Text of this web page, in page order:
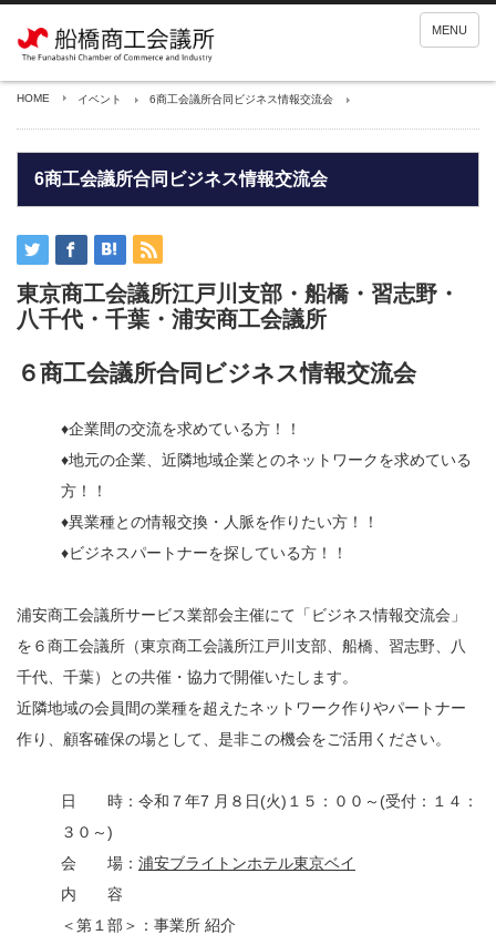
MENU
HOME イベント 6商工会議所合同ビジネス情報交流会
6商工会議所合同ビジネス情報交流会
東京商工会議所江戸川支部・船橋・習志野・
八千代・千葉・浦安商工会議所
６商工会議所合同ビジネス情報交流会
♦企業間の交流を求めている方！！
♦地元の企業、近隣地域企業とのネットワークを求めている
方！！
♦異業種との情報交換・人脈を作りたい方！！
♦ビジネスパートナーを探している方！！
浦安商工会議所サービス業部会主催にて「ビジネス情報交流会」
を６商工会議所（東京商工会議所江戸川支部、船橋、習志野、八
千代、千葉）との共催・協力で開催いたします。
近隣地域の会員間の業種を超えたネットワーク作りやパートナー
作り、顧客確保の場として、是非この機会をご活用ください。
日 時：令和７年7 月８日(火)１５：００～(受付：１４：
３０～)
会 場： 浦安ブライトンホテル東京ベイ
内 容
＜第１部＞：事業所 紹介